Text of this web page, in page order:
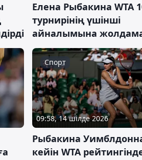
Елена Рыбакина WTA
турнирінің үшінші
айналымына
Спорт
09:58, 14 шілде 2026
Рыбакина
кейін WTA